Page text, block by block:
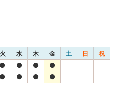
火 水 木 金 土 日 祝